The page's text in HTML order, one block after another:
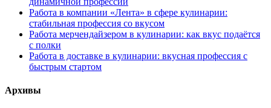
Работа в компании «Лента» в сфере кулинарии:
стабильная профессия со вкусом
Работа мерчендайзером в кулинарии: как вкус подаётся
с полки
Работа в доставке в кулинарии: вкусная профессия с
быстрым стартом
Архивы